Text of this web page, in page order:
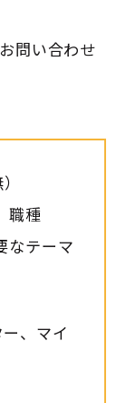
問い合わせ
職種
テーマ
、マイ